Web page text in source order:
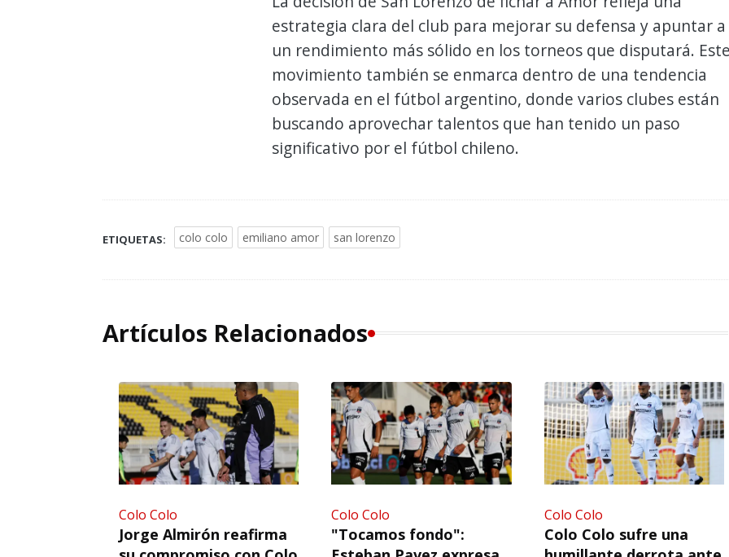
estrategia clara del club para mejorar su defensa y apuntar a
un rendimiento más sólido en los torneos que disputará. Este
movimiento también se enmarca dentro de una tendencia
observada en el fútbol argentino, donde varios clubes están
buscando aprovechar talentos que han tenido un paso
significativo por el fútbol chileno.
ETIQUETAS: colo colo emiliano amor san lorenzo
Artículos Relacionados
Colo Colo
Jorge Almirón reafirma
Colo Colo
"Tocamos fondo":
Colo Colo
Colo Colo sufre una